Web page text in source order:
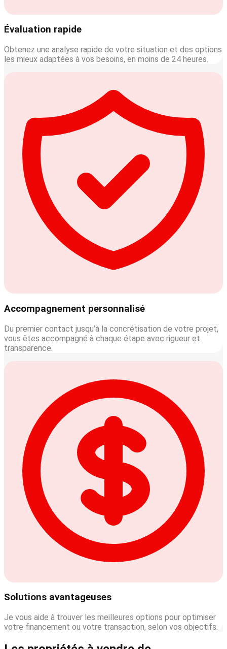
Évaluation rapide
Obtenez une analyse rapide de votre situation et des options
les mieux adaptées à vos besoins, en moins de 24 heures.
Accompagnement personnalisé
Du premier contact jusqu’à la concrétisation de votre projet,
vous êtes accompagné à chaque étape avec rigueur et
transparence.
Solutions avantageuses
Je vous aide à trouver les meilleures options pour optimiser
votre financement ou votre transaction, selon vos objectifs.